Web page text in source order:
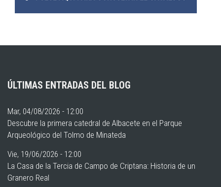
ÚLTIMAS ENTRADAS DEL BLOG
Mar, 04/08/2026 - 12:00
Descubre la primera catedral de Albacete en el Parque
Arqueológico del Tolmo de Minateda
Vie, 19/06/2026 - 12:00
La Casa de la Tercia de Campo de Criptana: Historia de un
Granero Real